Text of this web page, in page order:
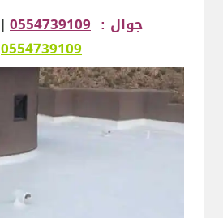
جوال : 0554739109
|
0554739109